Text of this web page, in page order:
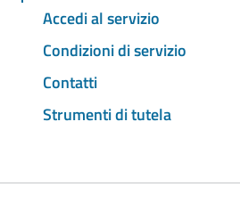
Accedi al servizio
Condizioni di servizio
Contatti
Strumenti di tutela